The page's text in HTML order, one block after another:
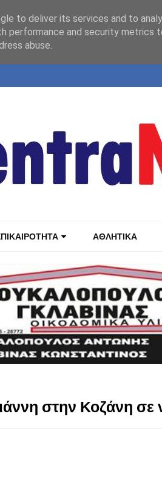
ΑΘΛΗΤΙΚΑ
στην Κοζάνη σε
to deliver its services and to
performance and security metrics
abuse.